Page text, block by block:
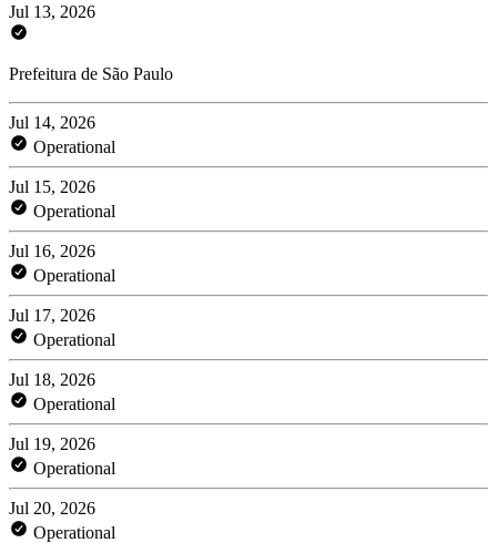
Jul 13, 2026
Prefeitura de São Paulo
Jul 14, 2026
Operational
Jul 15, 2026
Operational
Jul 16, 2026
Operational
Jul 17, 2026
Operational
Jul 18, 2026
Operational
Jul 19, 2026
Operational
Jul 20, 2026
Operational